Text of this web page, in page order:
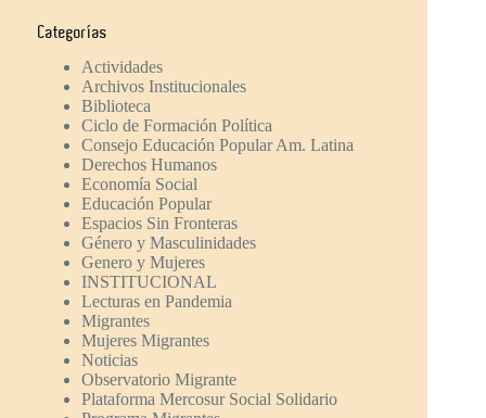
Categorías
Actividades
Archivos Institucionales
Biblioteca
Ciclo de Formación Política
Consejo Educación Popular Am. Latina
Derechos Humanos
Economía Social
Educación Popular
Espacios Sin Fronteras
Género y Masculinidades
Genero y Mujeres
INSTITUCIONAL
Lecturas en Pandemia
Migrantes
Mujeres Migrantes
Noticias
Observatorio Migrante
Plataforma Mercosur Social Solidario